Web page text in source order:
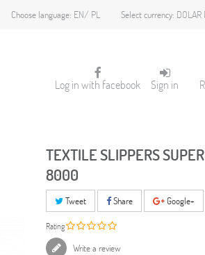
Select currency: DOLAR
Choose language: EN PL
Sign in
Log in with facebook
TEXTILE SLIPPERS
8000
Tweet Share Google+
Rating
Write a review